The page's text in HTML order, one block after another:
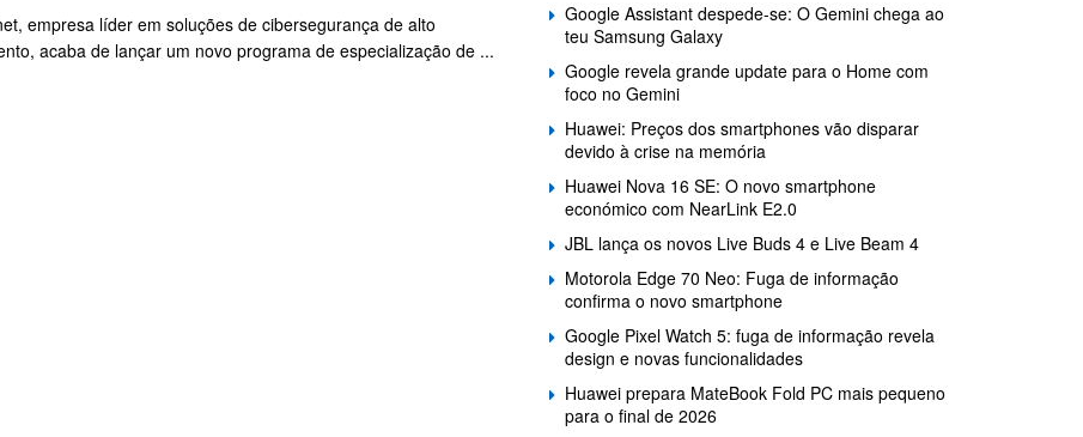
empresa líder em soluções de cibersegurança de alto
acaba de lançar um novo programa de especialização de ...
Google Assistant despede-se: O Gemini chega ao
teu Samsung Galaxy
Google revela grande update para o Home com
foco no Gemini
Huawei: Preços dos smartphones vão disparar
devido à crise na memória
Huawei Nova 16 SE: O novo smartphone
económico com NearLink E2.0
JBL lança os novos Live Buds 4 e Live Beam 4
Motorola Edge 70 Neo: Fuga de informação
confirma o novo smartphone
Google Pixel Watch 5: fuga de informação revela
design e novas funcionalidades
Huawei prepara MateBook Fold PC mais pequeno
para o final de 2026